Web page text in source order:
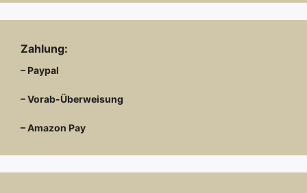
Zahlung:
– Paypal
– Vorab-Überweisung
– Amazon Pay